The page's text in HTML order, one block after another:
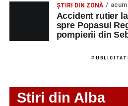
Fest, la Cetatea Greavilor
ȘTIRI DIN ZONĂ
Accident rutier
spre Popasul
pompierii din
Stiri din Alba